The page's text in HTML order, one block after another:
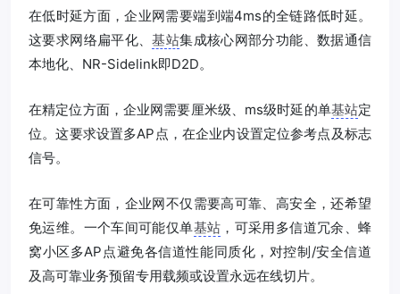
在低时延方面，企业网需要端到端4ms的全链路低时延。
这要求网络扁平化、基站集成核心网部分功能、数据通信
本地化、NR-Sidelink即D2D。
在精定位方面，企业网需要厘米级、ms级时延的单基站定
位。这要求设置多AP点，在企业内设置定位参考点及标志
信号。
在可靠性方面，企业网不仅需要高可靠、高安全，还希望
免运维。一个车间可能仅单基站 ，可采用多信道冗余、蜂
窝小区多AP点避免各信道性能同质化，对控制/安全信道
及高可靠业务预留专用载频或设置永远在线切片。